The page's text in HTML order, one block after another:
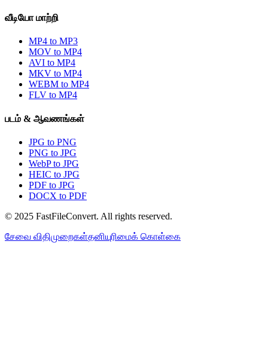
வீடியோ மாற்றி
MP4 to MP3
MOV to MP4
AVI to MP4
MKV to MP4
WEBM to MP4
FLV to MP4
படம் & ஆவணங்கள்
JPG to PNG
PNG to JPG
WebP to JPG
HEIC to JPG
PDF to JPG
DOCX to PDF
© 2025 FastFileConvert. All rights reserved.
சேவை விதிமுறைகள்தனியுரிமைக் கொள்கை